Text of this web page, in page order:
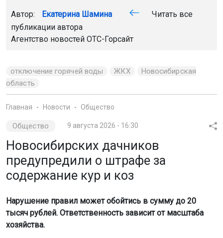
Автор: Екатерина Шамина
Читать все
публикации автора
Агентство новостей ОТС-Горсайт
отключение горячей воды ЖКХ
Новосибирская
область
Главная Новости Общество
Общество 9 августа 2026 - 16:30
Новосибирских дачников
предупредили о штрафе за
содержание кур и коз
Нарушение правил может обойтись в сумму до 20
тысяч рублей. Ответственность зависит от масштаба
хозяйства.